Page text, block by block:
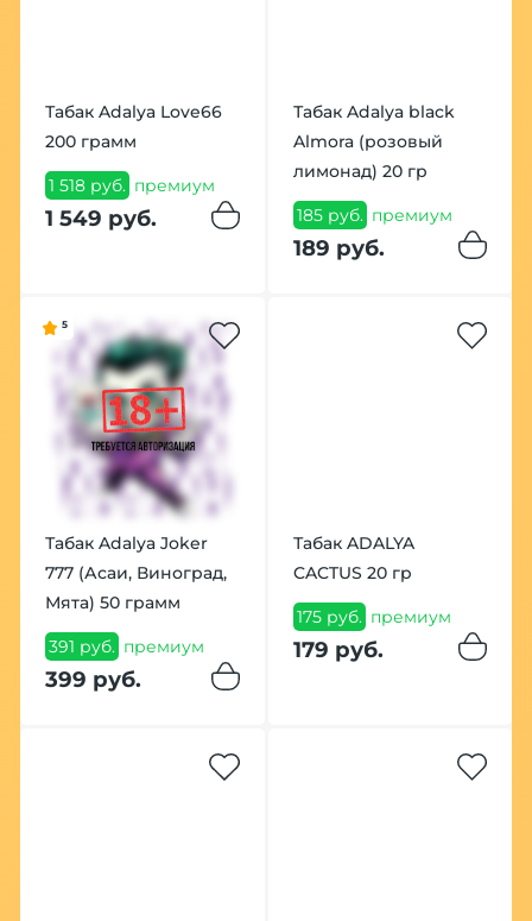
Табак Adalya Love66
200 грамм
1 518 руб. премиум
1 549 руб.
Табак Adalya black
Almora (розовый
лимонад) 20 гр
185 руб. премиум
189 руб.
5
Табак Adalya Joker
777 (Асаи, Виноград,
Мята) 50 грамм
391 руб. премиум
399 руб.
Табак ADALYA
CACTUS 20 гр
175 руб. премиум
179 руб.